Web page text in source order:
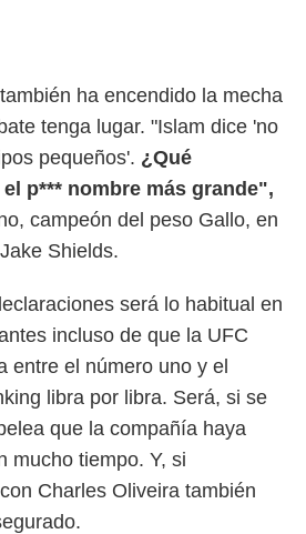
también ha encendido la mecha
tenga lugar. "Islam dice 'no
pequeños'. ¿Qué
p*** nombre más grande",
campeón del peso Gallo, en
Shields.
será lo habitual en
incluso de que la UFC
entre el número uno y el
libra por libra. Será, si se
que la compañía haya
mucho tiempo. Y, si
Charles Oliveira también